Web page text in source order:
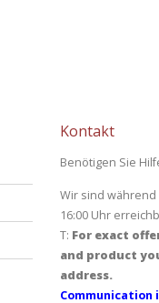
Kontakt
Benötigen Sie
Wir sind während
16:00 Uhr
T: For exact
and product
address.
Communication